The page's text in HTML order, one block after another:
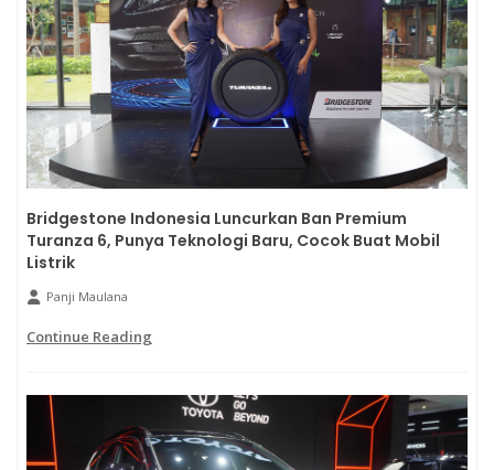
Bridgestone Indonesia Luncurkan Ban Premium
Turanza 6, Punya Teknologi Baru, Cocok Buat Mobil
Listrik
Panji Maulana
Continue Reading